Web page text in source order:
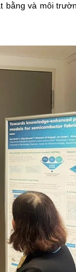
và môi